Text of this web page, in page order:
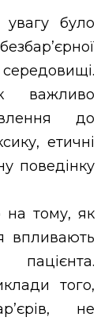
було
важливо
до
етичні
поведінку
тому, як
впливають
того,
не